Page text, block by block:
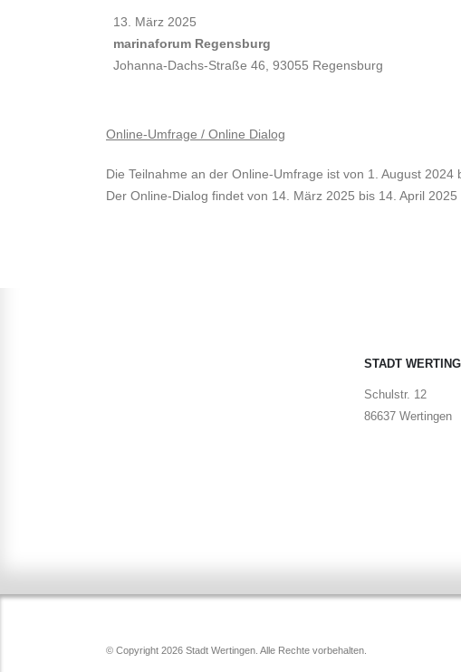
13. März 2025
marinaforum Regensburg
Johanna-Dachs-Straße 46, 93055 Regensburg
Online-Umfrage / Online Dialog
Die Teilnahme an der Online-Umfrage ist von 1. August 2024
Der Online-Dialog findet von 14. März 2025 bis 14. April 2025
STADT
Schulstr. 12
86637 Wertingen
© Copyright 2026 Stadt Wertingen. Alle Rechte vorbehalten.